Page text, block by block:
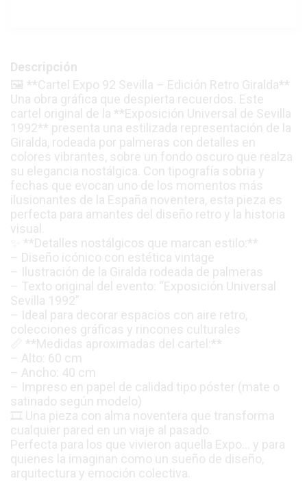
Descripción
🖼️ **Cartel Expo 92 Sevilla – Edición Retro Giralda**
Una obra gráfica que despierta recuerdos. Este
cartel original de la **Exposición Universal de Sevilla
1992** presenta una estilizada representación de la
Giralda, rodeada por palmeras con detalles en
colores vibrantes, sobre un fondo oscuro que realza
su elegancia nostálgica. Con tipografía sobria y
fechas que evocan uno de los momentos más
ilusionantes de la España noventera, esta pieza es
perfecta para amantes del diseño retro y la historia
visual.
✨ **Detalles nostálgicos que marcan estilo:**
– Diseño icónico con estética vintage
– Ilustración de la Giralda rodeada de palmeras
– Texto original del evento: “Exposición Universal
Sevilla 1992”
– Ideal para decorar espacios con aire retro,
colecciones gráficas y rincones culturales
📏 **Medidas aproximadas del cartel:**
– Alto: 60 cm
– Ancho: 40 cm
– Impreso en papel de calidad tipo póster (mate o
satinado según modelo)
🎞️ Una pieza con alma noventera que transforma
cualquier pared en un viaje al pasado.
Perfecta para los que vivieron aquella Expo… y para
quienes la imaginan como un sueño de diseño,
arquitectura y emoción colectiva.